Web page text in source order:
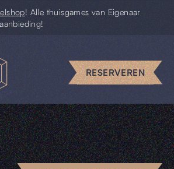
! Alle thuisgames van Eigenaar
RESERVEREN